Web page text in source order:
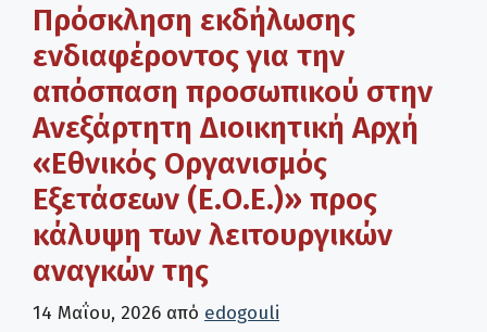
Πρόσκληση εκδήλωσης
ενδιαφέροντος για την
απόσπαση προσωπικού στην
Ανεξάρτητη Διοικητική Αρχή
«Εθνικός Οργανισμός
Εξετάσεων (Ε.Ο.Ε.)» προς
κάλυψη των λειτουργικών
αναγκών της
14 Μαΐου, 2026 από edogouli